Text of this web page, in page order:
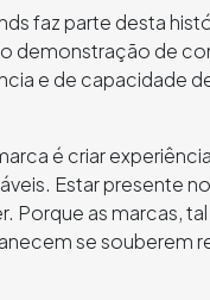
faz parte desta
demonstração de
e de capacidade
é criar
Estar presente
Porque as marcas,
se souberem